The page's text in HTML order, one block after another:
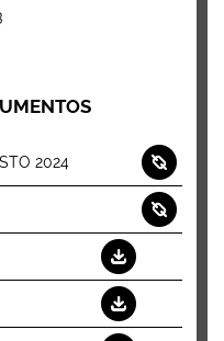
2024